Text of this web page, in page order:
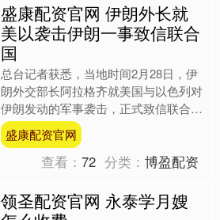
盛康配资官网 伊朗外长就
美以袭击伊朗一事致信联合
国
总台记者获悉，当地时间2月28日，伊
朗外交部长阿拉格齐就美国与以色列对
伊朗发动的军事袭击，正式致信联合国
秘书长及安理会轮值主席。阿拉格齐在
信中严正强调，美国和以....
盛康配资官网
查看：72 分类：博盈配资
领圣配资官网 永泰学月嫂